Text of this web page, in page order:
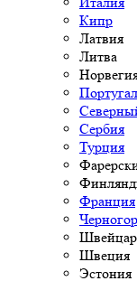
Кипр
Латвия
Литва
Сербия
Турция
Франция
Швеция
Эстония